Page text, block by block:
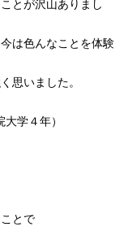
とが沢山ありまし
は色んなことを体験
思いました。
学４年）
とで